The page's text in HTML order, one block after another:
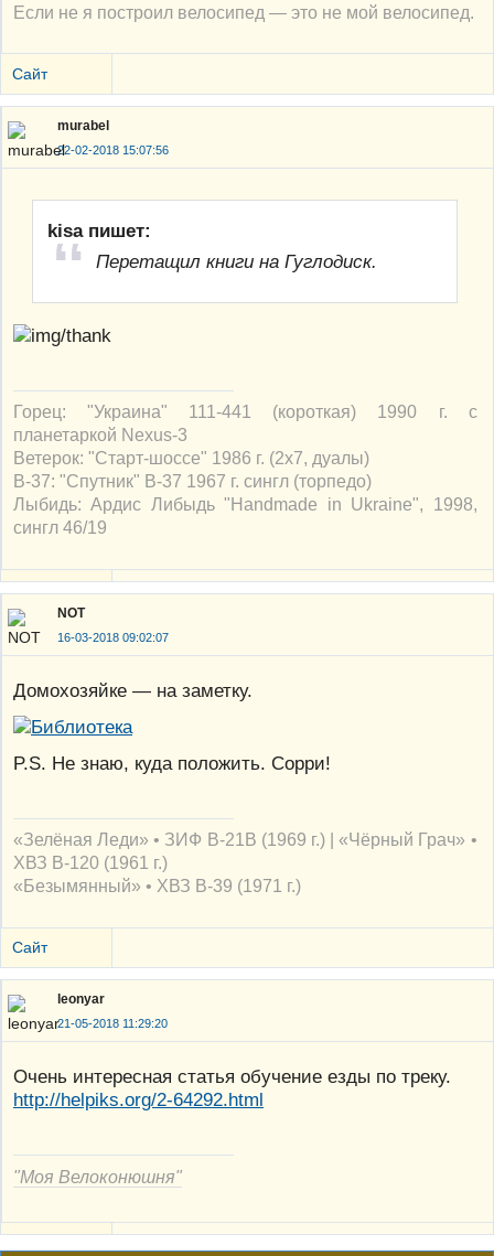
Если не я построил велосипед — это не мой велосипед.
Сайт
murabel
22-02-2018 15:07:56
kisa пишет:
Перетащил книги на Гуглодиск.
Горец: "Украина" 111-441 (короткая) 1990 г. с
планетаркой Nexus-3
Ветерок: "Старт-шоссе" 1986 г. (2х7, дуалы)
В-37: "Спутник" В-37 1967 г. сингл (торпедо)
Лыбидь: Ардис Либыдь "Handmade in Ukraine", 1998,
сингл 46/19
NOT
16-03-2018 09:02:07
Домохозяйке — на заметку.
P.S. Не знаю, куда положить. Сорри!
«Зелёная Леди» • ЗИФ В-21В (1969 г.) | «Чёрный Грач» •
ХВЗ В-120 (1961 г.)
«Безымянный» • ХВЗ В-39 (1971 г.)
Сайт
leonyar
21-05-2018 11:29:20
Очень интересная статья обучение езды по треку.
http://helpiks.org/2-64292.html
"Моя Велоконюшня"